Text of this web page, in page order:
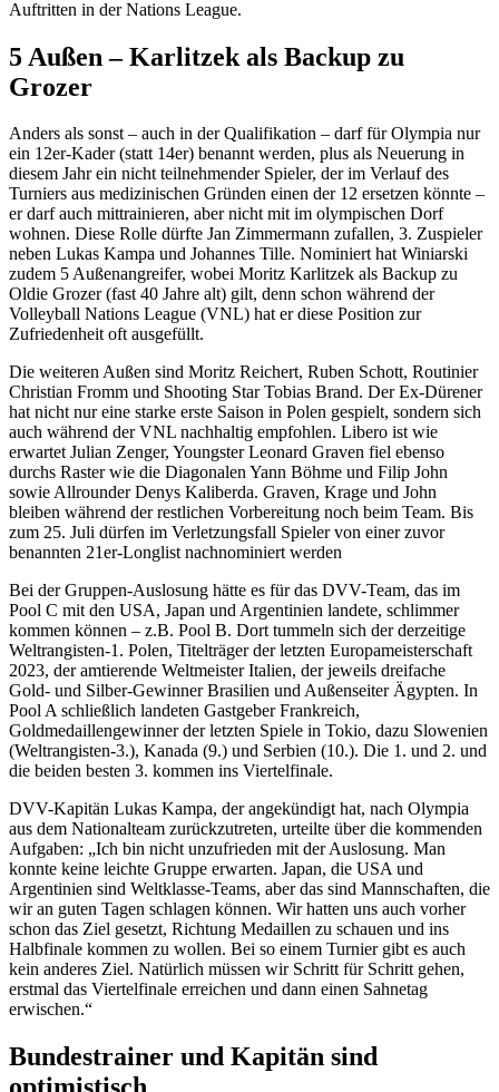
Auftritten in der Nations League.
5 Außen – Karlitzek als Backup zu
Grozer
Anders als sonst – auch in der Qualifikation – darf für Olympia nur
ein 12er-Kader (statt 14er) benannt werden, plus als Neuerung in
diesem Jahr ein nicht teilnehmender Spieler, der im Verlauf des
Turniers aus medizinischen Gründen einen der 12 ersetzen könnte –
er darf auch mittrainieren, aber nicht mit im olympischen Dorf
wohnen. Diese Rolle dürfte Jan Zimmermann zufallen, 3. Zuspieler
neben Lukas Kampa und Johannes Tille. Nominiert hat Winiarski
zudem 5 Außenangreifer, wobei Moritz Karlitzek als Backup zu
Oldie Grozer (fast 40 Jahre alt) gilt, denn schon während der
Volleyball Nations League (VNL) hat er diese Position zur
Zufriedenheit oft ausgefüllt.
Die weiteren Außen sind Moritz Reichert, Ruben Schott, Routinier
Christian Fromm und Shooting Star Tobias Brand. Der Ex-Dürener
hat nicht nur eine starke erste Saison in Polen gespielt, sondern sich
auch während der VNL nachhaltig empfohlen. Libero ist wie
erwartet Julian Zenger, Youngster Leonard Graven fiel ebenso
durchs Raster wie die Diagonalen Yann Böhme und Filip John
sowie Allrounder Denys Kaliberda. Graven, Krage und John
bleiben während der restlichen Vorbereitung noch beim Team. Bis
zum 25. Juli dürfen im Verletzungsfall Spieler von einer zuvor
benannten 21er-Longlist nachnominiert werden
Bei der Gruppen-Auslosung hätte es für das DVV-Team, das im
Pool C mit den USA, Japan und Argentinien landete, schlimmer
kommen können – z.B. Pool B. Dort tummeln sich der derzeitige
Weltrangisten-1. Polen, Titelträger der letzten Europameisterschaft
2023, der amtierende Weltmeister Italien, der jeweils dreifache
Gold- und Silber-Gewinner Brasilien und Außenseiter Ägypten. In
Pool A schließlich landeten Gastgeber Frankreich,
Goldmedaillengewinner der letzten Spiele in Tokio, dazu Slowenien
(Weltrangisten-3.), Kanada (9.) und Serbien (10.). Die 1. und 2. und
die beiden besten 3. kommen ins Viertelfinale.
DVV-Kapitän Lukas Kampa, der angekündigt hat, nach Olympia
aus dem Nationalteam zurückzutreten, urteilte über die kommenden
Aufgaben: „Ich bin nicht unzufrieden mit der Auslosung. Man
konnte keine leichte Gruppe erwarten. Japan, die USA und
Argentinien sind Weltklasse-Teams, aber das sind Mannschaften, die
wir an guten Tagen schlagen können. Wir hatten uns auch vorher
schon das Ziel gesetzt, Richtung Medaillen zu schauen und ins
Halbfinale kommen zu wollen. Bei so einem Turnier gibt es auch
kein anderes Ziel. Natürlich müssen wir Schritt für Schritt gehen,
erstmal das Viertelfinale erreichen und dann einen Sahnetag
erwischen.“
Bundestrainer und Kapitän sind